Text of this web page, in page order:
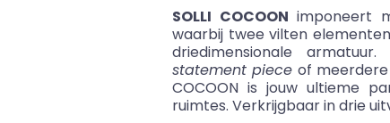
SOLLI COCOON imponeert
waarbij twee vilten
driedimensionale
statement piece of
COCOON is jouw ultieme
ruimtes. Verkrijgbaar in drie